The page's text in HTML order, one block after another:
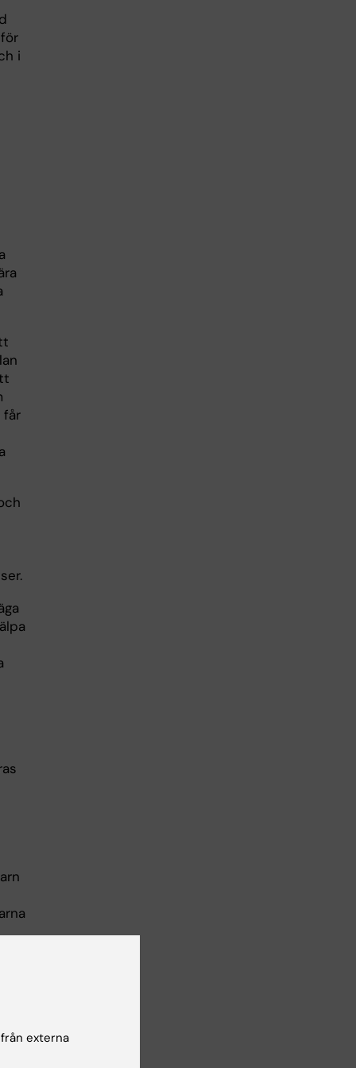
i
får
externa